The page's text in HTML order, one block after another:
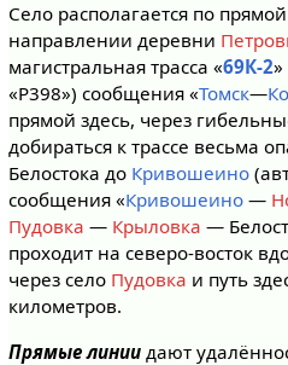
Село располагается по
направлении деревни
магистральная трасса «69К-2
«Р398») сообщения «Томск—
прямой здесь, через
добираться к трассе весьма
Белостока до Кривошеино
сообщения «Кривошеино—
Пудовка — Крыловка —
проходит на северо-восток
через село Пудовка и путь
километров.
Прямые линиидают